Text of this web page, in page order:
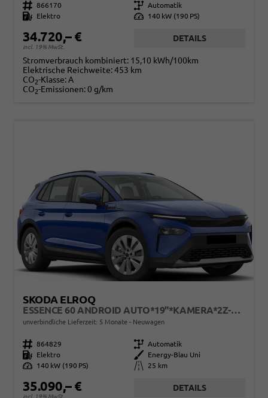
Fahrzeugnr. 866170 Getriebe Automatik
Kraftstoff
Elektro Leistung 140 kW (190 PS)
34.720,– €
incl. 19% MwSt.
DETAILS
Stromverbrauch kombiniert: 15,10 kWh/100km
Elektrische Reichweite:453 km
CO2-Klasse:A
CO2-Emissionen:0 g/km
SKODA ELROQ
ESSENCE 60 ANDROID AUTO*19"*KAMERA*2Z-KLIMAAUTO*TOTWINKEL*LED*TEMPOMAT
unverbindliche Lieferzeit: 5 Monate Neuwagen
Fahrzeugnr. 864829 Getriebe Automatik
Kraftstoff
Elektro Außenfarbe
Energy-Blau Uni
Leistung
140 kW (190 PS) Kilometerstand 25 km
35.090,– €
incl. 19% MwSt.
DETAILS